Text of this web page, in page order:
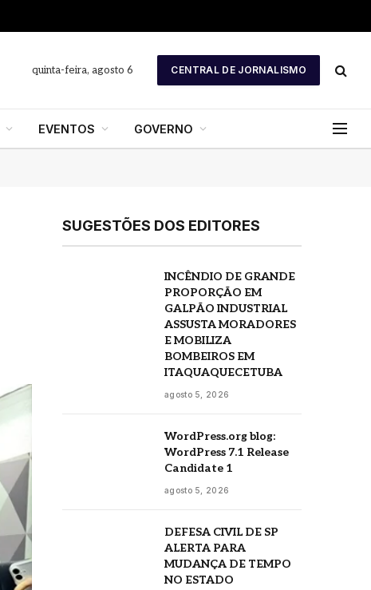
quinta-feira, agosto 6 CENTRAL DE JORNALISMO
EVENTOS GOVERNO
SUGESTÕES DOS EDITORES
INCÊNDIO DE GRANDE
PROPORÇÃO EM
GALPÃO INDUSTRIAL
ASSUSTA MORADORES
E MOBILIZA
BOMBEIROS EM
ITAQUAQUECETUBA
agosto 5, 2026
WordPress.org blog:
WordPress 7.1 Release
Candidate 1
agosto 5, 2026
DEFESA CIVIL DE SP
ALERTA PARA
MUDANÇA DE TEMPO
NO ESTADO